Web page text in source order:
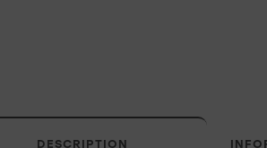
DESCRIPTION